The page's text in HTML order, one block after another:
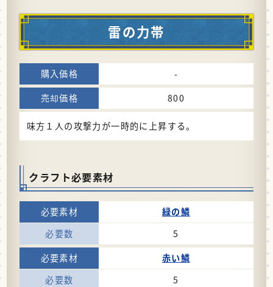
雷の力帯
-
800
味方１人の攻撃力が一時的に上昇する。
クラフト必要素材
緑の鱗
5
赤い鱗
5